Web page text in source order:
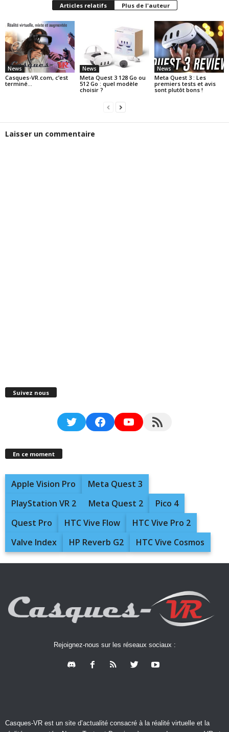
Articles relatifs Plus de l'auteur
News
Casques-VR.com, c’est
terminé…
News
Meta Quest 3 128 Go ou
512 Go : quel modèle
choisir ?
News
Meta Quest 3 : Les
premiers tests et avis
sont plutôt bons !
Laisser un commentaire
Suivez nous
TwitterFacebookYouTubeRSS Feed
En ce moment
Apple Vision Pro
Meta Quest 3
PlayStation VR 2
Meta Quest 2
Pico 4
Quest Pro
HTC Vive Flow
HTC Vive Pro 2
Valve Index
HP Reverb G2 HTC Vive Cosmos
Rejoignez-nous sur les réseaux sociaux :
Casques-VR est un site d’actualité consacré à la réalité virtuelle et la